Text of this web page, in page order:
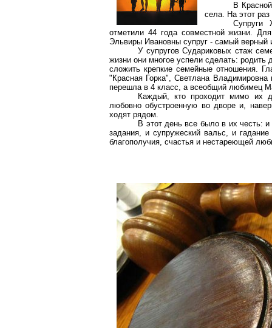
В
села. На этот
Супруги
отметили 44 года совместной жизни.
Эльвиры Ивановны супруг - самый верный
У супругов Судариковых стаж
жизни они многое успели сделать: родить
сложить крепкие семейные отношения.
"Красная Горка", Светлана
перешла в 4 класс, а всеобщий любимец
Каждый, кто проходит мимо их
любовно обустроенную во дворе и,
ходят рядом.
В этот день все было в их честь:
задания, и супружеский вальс, и
благополучия, счастья и нестареющей